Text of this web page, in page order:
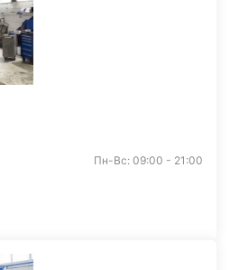
Пн-Вс: 09:00 - 21:00